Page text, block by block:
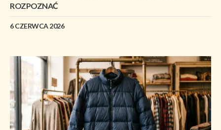
ROZPOZNAĆ
6 CZERWCA 2026